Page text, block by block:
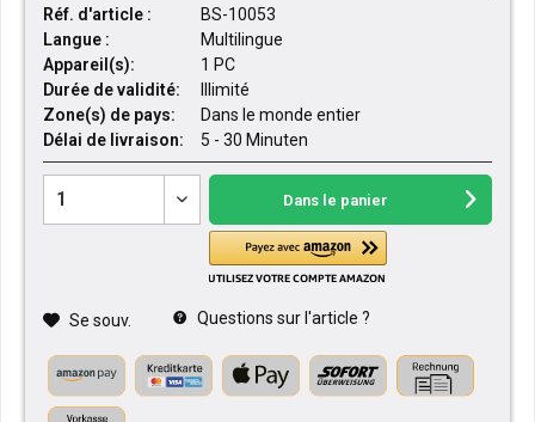
Réf. d'article :
BS-10053
Langue :
Multilingue
Appareil(s):
1 PC
Durée de validité:
Illimité
Zone(s) de pays:
Dans le monde entier
Délai de livraison:
5 - 30 Minuten
Dans le panier
Se souv. Questions sur l'article ?